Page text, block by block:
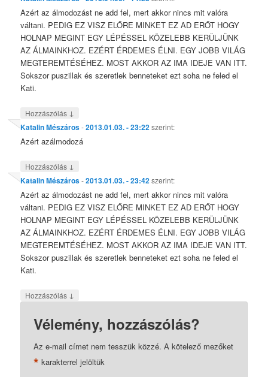
Azért az álmodozást ne add fel, mert akkor nincs mit valóra
váltani. PEDIG EZ VISZ ELŐRE MINKET EZ AD ERŐT HOGY
HOLNAP MEGINT EGY LÉPÉSSEL KÖZELEBB KERÜLJÜNK
AZ ÁLMAINKHOZ. EZÉRT ÉRDEMES ÉLNI. EGY JOBB VILÁG
MEGTEREMTÉSÉHEZ. MOST AKKOR AZ IMA IDEJE VAN ITT.
Sokszor puszillak és szeretlek benneteket ezt soha ne feled el
Kati.
Hozzászólás ↓
Katalin Mészáros-2013.01.03. - 23:22szerint:
Azért azálmodozá
Hozzászólás ↓
Katalin Mészáros-2013.01.03. - 23:42szerint:
Azért az álmodozást ne add fel, mert akkor nincs mit valóra
váltani. PEDIG EZ VISZ ELŐRE MINKET EZ AD ERŐT HOGY
HOLNAP MEGINT EGY LÉPÉSSEL KÖZELEBB KERÜLJÜNK
AZ ÁLMAINKHOZ. EZÉRT ÉRDEMES ÉLNI. EGY JOBB VILÁG
MEGTEREMTÉSÉHEZ. MOST AKKOR AZ IMA IDEJE VAN ITT.
Sokszor puszillak és szeretlek benneteket ezt soha ne feled el
Kati.
Hozzászólás ↓
Vélemény, hozzászólás?
Az e-mail címet nem tesszük közzé. A kötelező mezőket
* karakterrel jelöltük